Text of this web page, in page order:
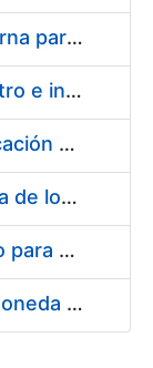
Servicios de una empresa externa para el asesoramiento y resolución de los recursos de alzada que se presentan relacionados con procesos de selección para la FNMT-RCM
Acuerdo marco para el suministro e instalación de persianas, estores y otros complementos
Servicio de Calibración y Verificación Externa de los Equipos de Medición del Servicio de Prevención de la FNMT-RCM
Conexión mediante Fibra Óptica de los Centros de Proceso de Datos (CPDs) de las sedes de la FNMT-RCM de Burgos y Madrid
Contratación de acuerdo marco para el Suministro de Material de Electricidad para la Fábrica Nacional de Moneda y Timbre-Real Casa de la Moneda en su centro de trabajo de Burgos
Suministro de estuches para moneda de 30 €